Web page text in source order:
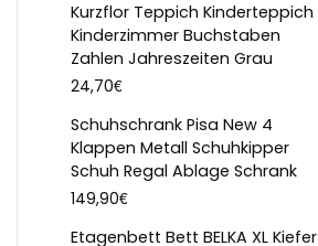
Kurzflor Teppich Kinderteppich
Kinderzimmer Buchstaben
Zahlen Jahreszeiten Grau
24,70€
Schuhschrank Pisa New 4
Klappen Metall Schuhkipper
Schuh Regal Ablage Schrank
149,90€
Etagenbett Bett BELKA XL Kiefer